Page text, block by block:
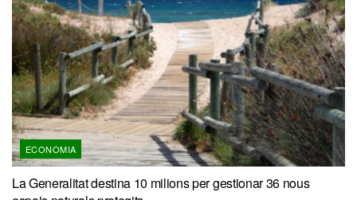
ECONOMIA
La Generalitat destina 10 milions per gestionar 36 nous